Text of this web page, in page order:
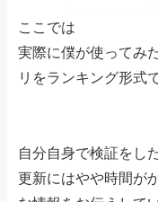
ここでは
実際に僕が使ってみ
リをランキング形式
自分自身で検証をし
更新にはやや時間が